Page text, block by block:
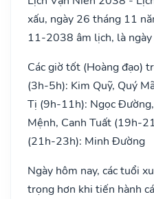
xấu, ngày 26 tháng 11
11-2038 âm lịch, là ngày
Các giờ tốt (Hoàng đạo)
(3h-5h): Kim Quỹ, Quý
Tị (9h-11h): Ngọc
Mệnh, Canh Tuất (19h-
(21h-23h): Minh Đường
Ngày hôm nay, các tuổi
trọng hơn khi tiến hành